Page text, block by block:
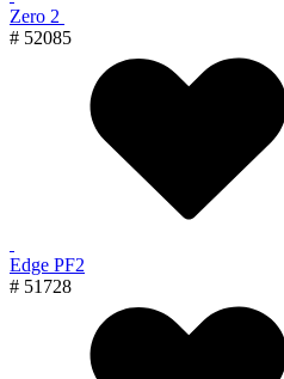
Zero 2
# 52085
Edge PF2
# 51728